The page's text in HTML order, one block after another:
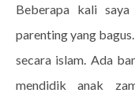
Beberapa kali
parenting yang
secara islam. Ada
mendidik anak